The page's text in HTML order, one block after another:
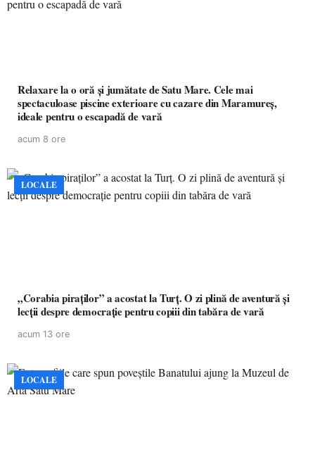
Relaxare la o oră și jumătate de Satu Mare. Cele mai
spectaculoase piscine exterioare cu cazare din Maramureș,
ideale pentru o escapadă de vară
acum 8 ore
LOCALE
„Corabia piraților” a acostat la Turț. O zi plină de aventură și
lecții despre democrație pentru copiii din tabăra de vară
acum 13 ore
LOCALE